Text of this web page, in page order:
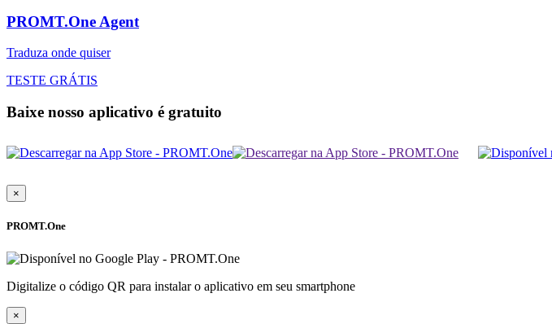
PROMT.One Agent
Traduza onde quiser
TESTE GRÁTIS
Baixe nosso aplicativo é gratuito
×
PROMT.One
Digitalize o código QR para instalar o aplicativo em seu smartphone
×